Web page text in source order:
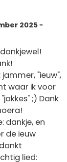
2025 -
"ieuw",
waar ik voor
;) Dank
dankje, en
de ieuw
lied: